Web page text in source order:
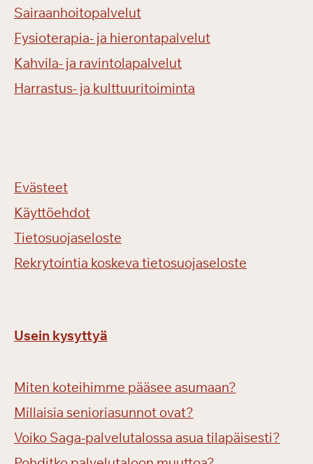
Sairaanhoitopalvelut
Fysioterapia- ja hierontapalvelut
Kahvila- ja ravintolapalvelut
Harrastus- ja kulttuuritoiminta
Evästeet
Käyttöehdot
Tietosuojaseloste
Rekrytointia koskeva tietosuojaseloste
Usein kysyttyä
Miten koteihimme pääsee asumaan?
Millaisia senioriasunnot ovat?
Voiko Saga-palvelutalossa asua tilapäisesti?